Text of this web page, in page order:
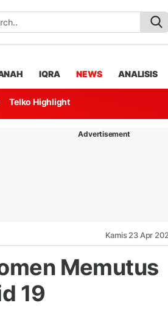
IQRA NEWS ANALISIS
Telko Highlight
Advertisement
Kamis 23 Apr
Memutus
19